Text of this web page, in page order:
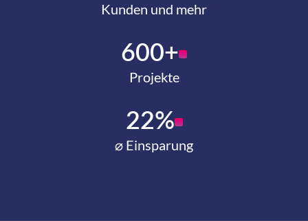
Kunden und mehr
600+
Projekte
22%
⌀ Einsparung